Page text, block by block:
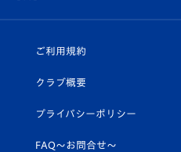
ホームタウン
平和祈念活動
U-18
スクール
ヴィヴィくんインスタグラム
公式LINE＠
ご利用規約
クラブ概要
プライバシーポリシー
FAQ〜お問合せ〜